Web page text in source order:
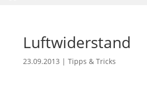
Luftwiderstand
23.09.2013 | Tipps & Tricks